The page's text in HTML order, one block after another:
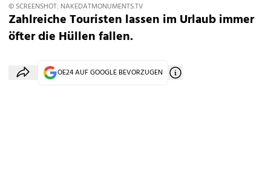
© SCREENSHOT: NAKEDATMONUMENTS.TV
Zahlreiche Touristen lassen im Urlaub immer
öfter die Hüllen fallen.
OE24 AUF GOOGLE BEVORZUGEN